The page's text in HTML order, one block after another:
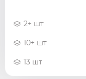
2+ шт
10+ шт
13 шт